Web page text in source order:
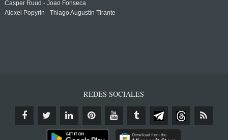
Casper Ruud - Joao Fonseca
Alexei Popyrin - Thiago Augustin Tirante
REDES SOCIALES